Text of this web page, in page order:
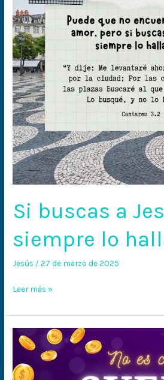
Si buscas a
siempre lo
Jesús /27 de marzo de 2025
siempre
lo
hallarás
Leer más »
Recompensa